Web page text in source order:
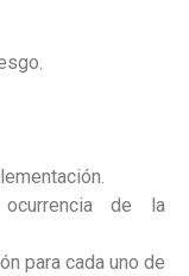
de la
para cada uno de